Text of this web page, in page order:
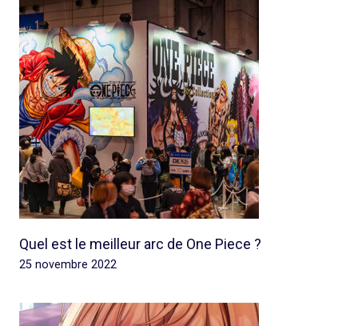
Quel est le meilleur arc de One Piece ?
25 novembre 2022